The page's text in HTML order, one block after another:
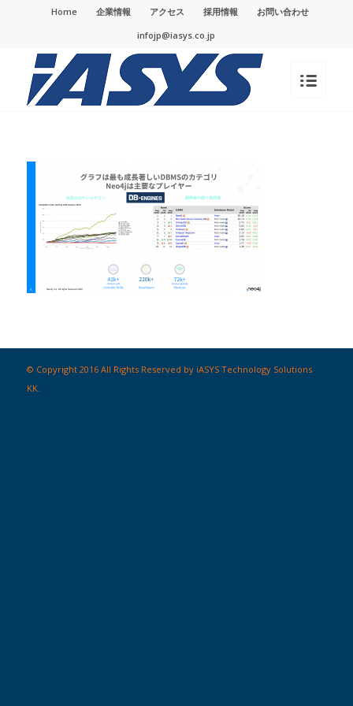
Home 企業情報 アクセス 採用情報
お問い合わせ
infojp@iasys.co.jp
© Copyright 2016 All Rights Reserved by iASYS Technology Solutions
KK.